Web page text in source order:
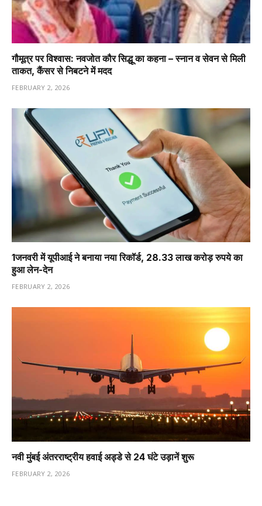
गौमूत्र पर विश्वास: नवजोत कौर सिद्धू का कहना – स्नान व सेवन से मिली
ताकत, कैंसर से निबटने में मदद
FEBRUARY 2, 2026
1️जनवरी में यूपीआई ने बनाया नया रिकॉर्ड, 28.33 लाख करोड़ रुपये का
हुआ लेन-देन
FEBRUARY 2, 2026
नवी मुंबई अंतरराष्ट्रीय हवाई अड्डे से 24 घंटे उड़ानें शुरू
FEBRUARY 2, 2026